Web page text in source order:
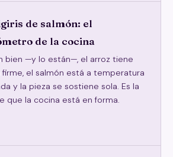
de salmón: el
de la cocina
bien —y lo están—, el arroz tiene
el salmón está a temperatura
y la pieza se sostiene sola. Es la
que la cocina está en forma.